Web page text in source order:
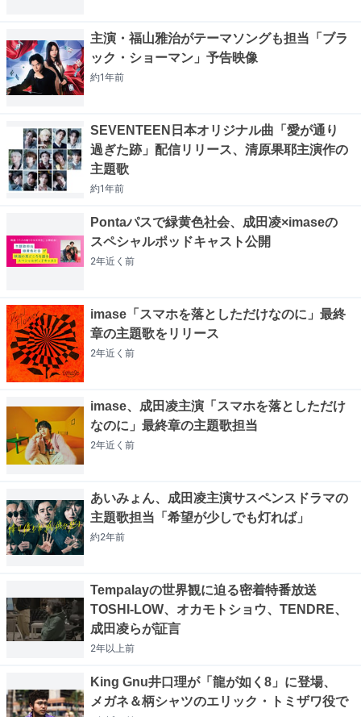
主演・福山雅治がテーマソングも担当「ブラ
ック・ショーマン」予告映像
約1年前
SEVENTEEN日本オリジナル曲「愛が通り
過ぎた跡」配信リリース、清原果耶主演作の
主題歌
約1年前
Pontaパスで緑黄色社会、成田凌×imaseの
スペシャルポッドキャスト公開
2年近く 前
imase「スマホを落としただけなのに」最終
章の主題歌をリリース
2年近く 前
imase、成田凌主演「スマホを落としただけ
なのに」最終章の主題歌担当
2年近く 前
あいみょん、成田凌主演サスペンスドラマの
主題歌担当「希望が少しでも灯れば」
約2年前
Tempalayの世界観に迫る密着特番放送
TOSHI-LOW、オカモトショウ、TENDRE、
成田凌らが証言
2年以上前
King Gnu井口理が「龍が如く8」に登場、
メガネ＆柄シャツのエリック・トミザワ役で